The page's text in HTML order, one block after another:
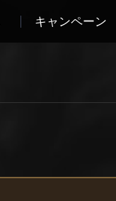
キャンペーン